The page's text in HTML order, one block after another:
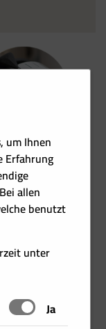
Kontakt
um Ihnen
Erfahrung
allen
benutzt
unter
Schalten
Ja